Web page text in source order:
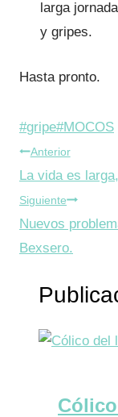
larga
y gripes.
Hasta pronto.
Etiquetas
de
la
entrada:
#gripe#MOCOS
de
entradas
Anterior
La vida es
Siguiente
Nuevos
Bexsero.